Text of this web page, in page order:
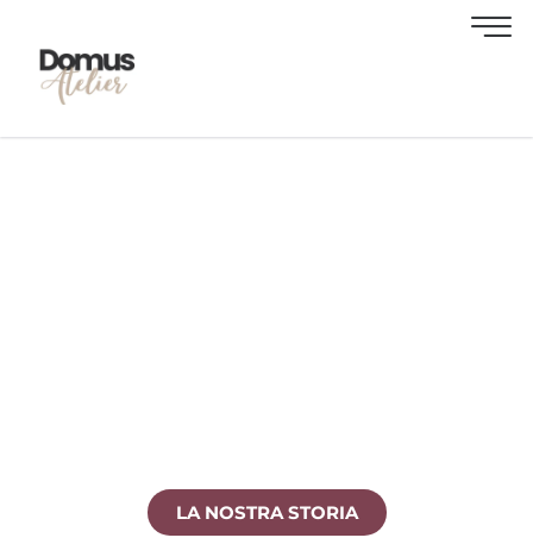
LA NOSTRA STORIA